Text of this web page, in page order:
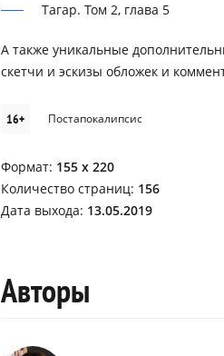
Тагар. Том 2, глава 5
А также уникальные
скетчи и эскизы обложек и
16+ Постапокалипсис
Формат: 155 х 220
Количество страниц: 156
Дата выхода: 13.05.2019
Авторы